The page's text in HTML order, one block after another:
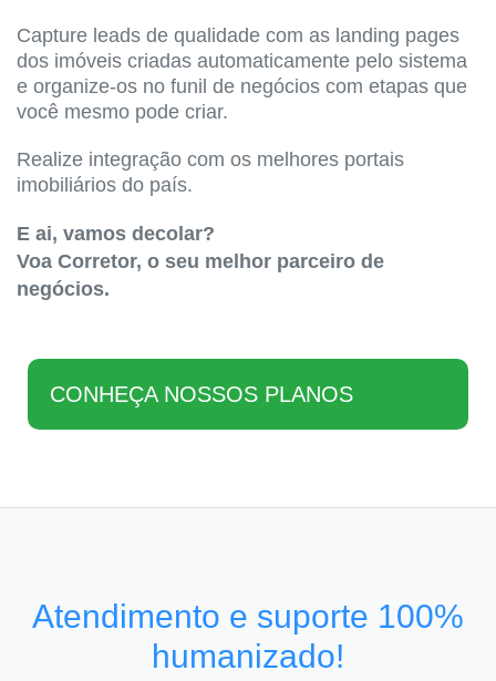
Capture leads de qualidade com as landing pages
dos imóveis criadas automaticamente pelo sistema
e organize-os no funil de negócios com etapas que
você mesmo pode criar.
Realize integração com os melhores portais
imobiliários do país.
E ai, vamos decolar?
Voa Corretor, o seu melhor parceiro de
negócios.
CONHEÇA NOSSOS PLANOS
Atendimento e suporte 100%
humanizado!